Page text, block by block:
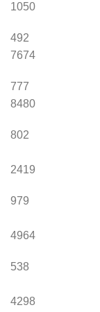
1050
492
7674
777
8480
802
2419
979
4964
538
4298